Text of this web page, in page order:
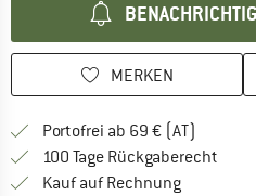
MERKEN
Portofrei ab 69 € (AT)
100 Tage Rückgaberecht
Kauf auf RechnungFinde die